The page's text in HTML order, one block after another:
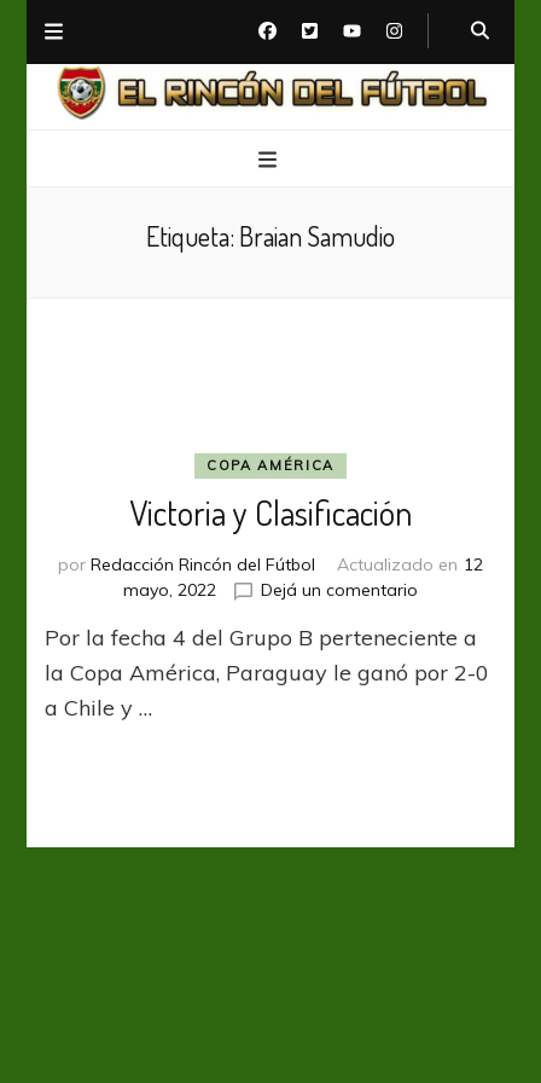
Etiqueta: Braian Samudio
COPA AMÉRICA
Victoria y Clasificación
por Redacción Rincón del Fútbol Actualizado en 12
mayo, 2022
Dejá un comentario
y
Clasificación
Por la fecha 4 del Grupo B perteneciente a
la Copa América, Paraguay le ganó por 2-0
a Chile y …